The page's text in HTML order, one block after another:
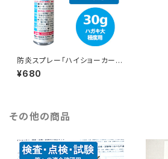
防炎スプレー「ハイショーカー」
（防炎加工剤）30gスプレー（ハ
ガキ大程度用）
¥680
その他の商品